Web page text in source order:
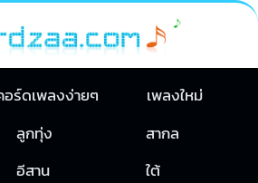
อร์ดเพลงง่ายๆ
เพลงใหม่
ลูกทุ่ง
สากล
อีสาน
ใต้